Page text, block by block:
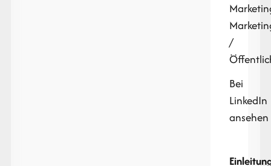
/
Bei
LinkedIn
ansehen